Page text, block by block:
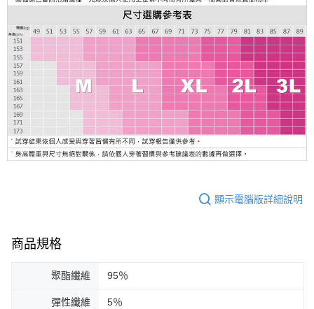
顯示電腦版詳細說明
商品規格
聚酯纖維 95％
彈性纖維 5％